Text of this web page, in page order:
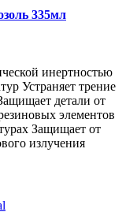
335мл
инертностью
Устраняет трение
детали от
элементов
Защищает от
излучения